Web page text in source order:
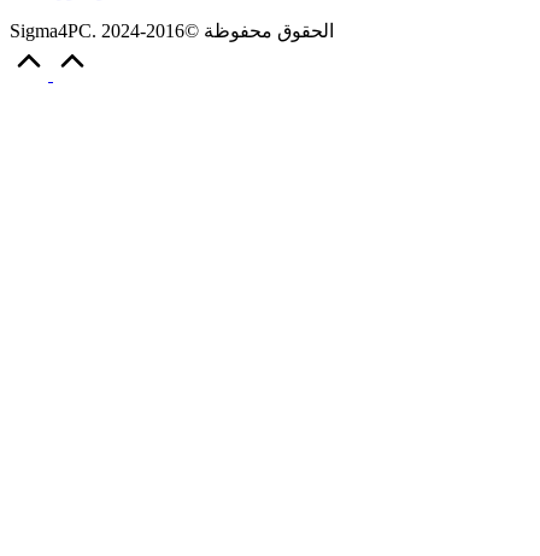
Sigma4PC. الحقوق محفوظة ©2016-2024